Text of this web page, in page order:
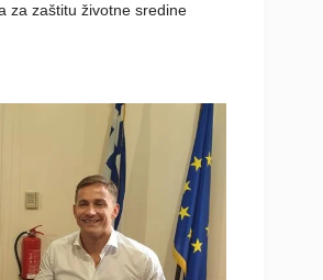
za zaštitu životne sredine